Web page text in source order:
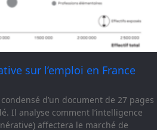
sur l’emploi en France
d’un document de 27 pages
Il analyse comment l’intelligence
affectera le marché de